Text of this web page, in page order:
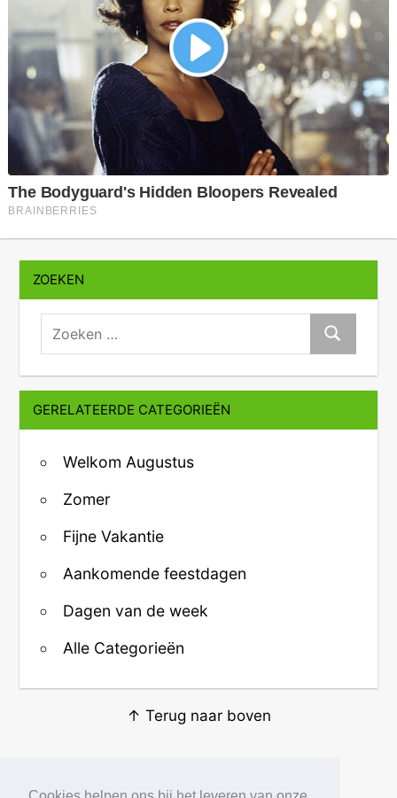
ZOEKEN
zoeken:
Zoeken
GERELATEERDE CATEGORIEËN
Welkom Augustus
Zomer
Fijne Vakantie
Aankomende feestdagen
Dagen van de week
Alle Categorieën
↑ Terug naar boven